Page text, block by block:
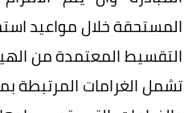
المستحقة خلال مواعيد
التقسيط المعتمدة من
تشمل الغرامات المرتبطة